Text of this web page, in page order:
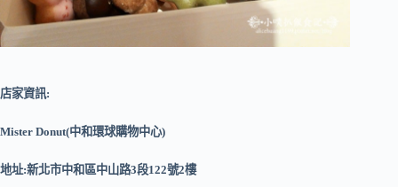
店家資訊:
Mister Donut(中和環球購物中心)
地址:新北市中和區中山路3段122號2樓